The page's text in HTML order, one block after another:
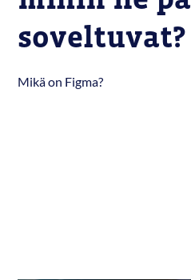
soveltuvat?
Mikä on Figma?